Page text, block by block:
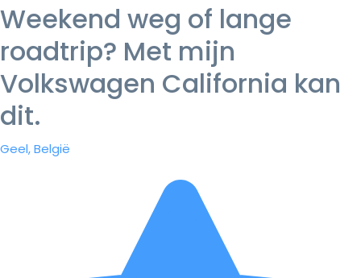
Weekend weg of lange
roadtrip? Met mijn
Volkswagen California kan
dit.
Geel, België